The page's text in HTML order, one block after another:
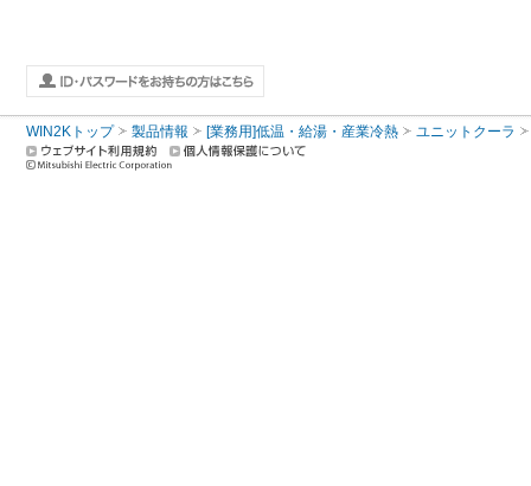
WIN2Kトップ 製品情報 [業務用]低温・給湯・産業冷熱 ユニットクーラ